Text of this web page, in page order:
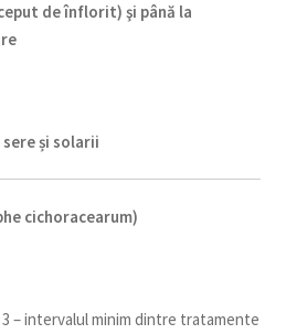
de înflorit) şi până la
și solarii
cichoracearum)
3 – intervalul minim dintre tratamente